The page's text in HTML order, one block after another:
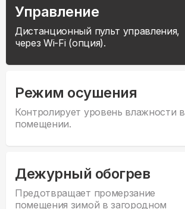
Управление
Дистанционный пульт управления,
через Wi-Fi (опция).
Режим осушения
Контролирует уровень влажности в
помещении.
Дежурный обогрев
Предотвращает промерзание
помещения зимой в загородном